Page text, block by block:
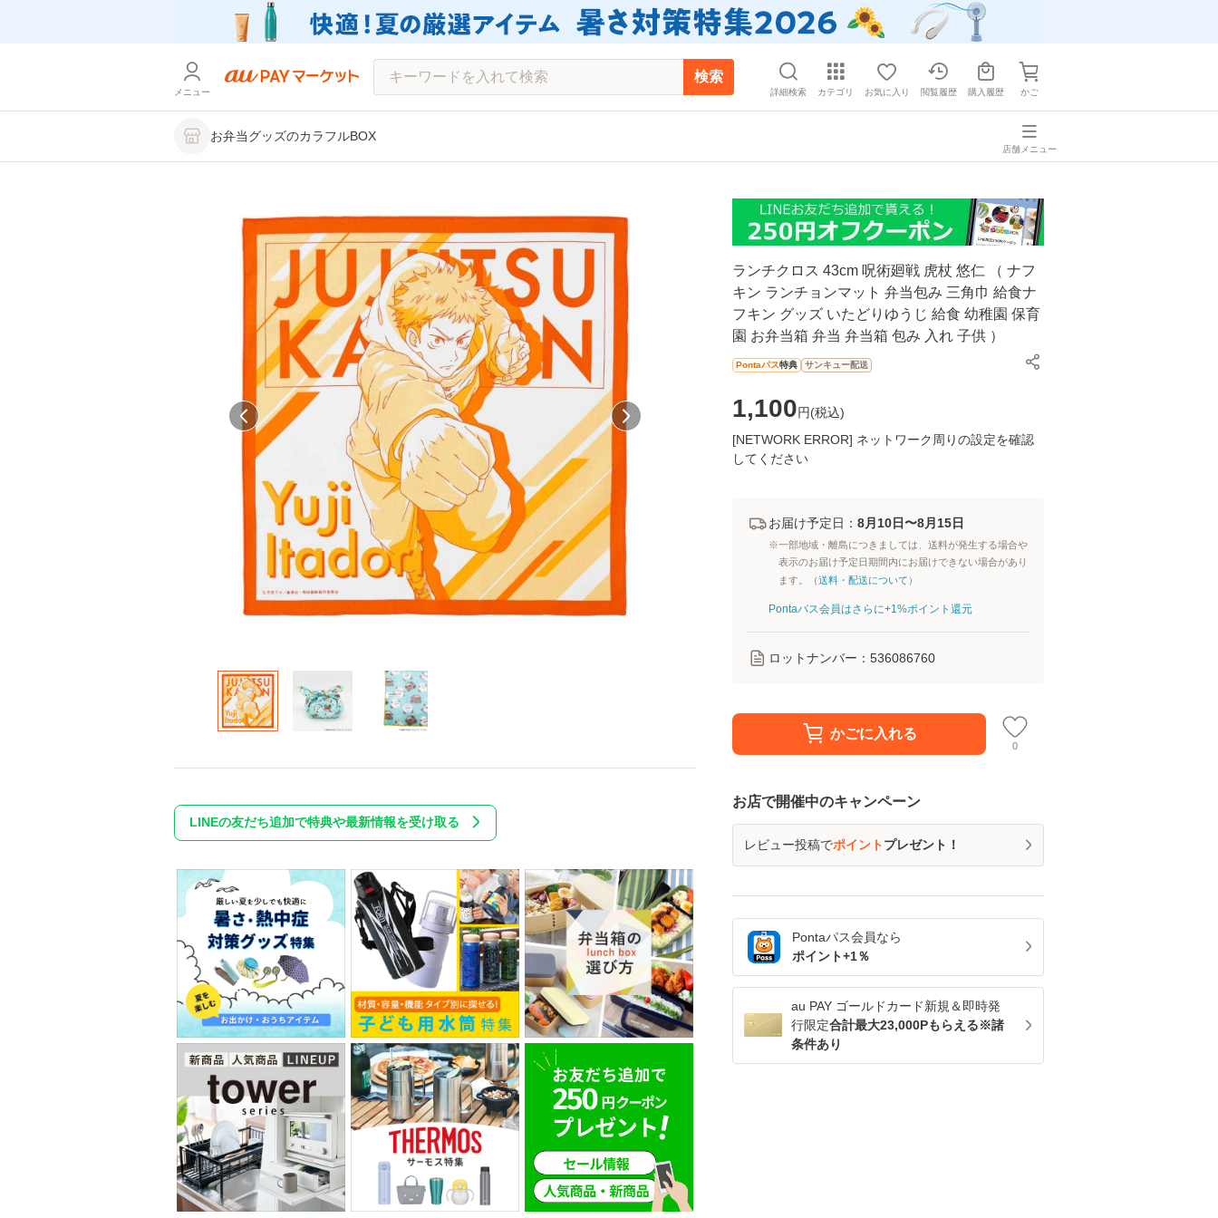
メニュー
検索
詳細検索 カテゴリ お気に入り 閲覧履歴 購入履歴 かご
お弁当グッズのカラフルBOX
店舗メニュー
ランチクロス 43cm 呪術廻戦 虎杖 悠仁 （ ナフ
キン ランチョンマット 弁当包み 三角巾 給食ナ
フキン グッズ いたどりゆうじ 給食 幼稚園 保育
園 お弁当箱 弁当 弁当箱 包み 入れ 子供 ）
Pontaパス特典 サンキュー配送
1,100円(税込)
[NETWORK ERROR] ネットワーク周りの設定を確認
してください
お届け予定日： 8月10日〜8月15日
※一部地域・離島につきましては、送料が発生する場合や
表示のお届け予定日期間内にお届けできない場合があり
ます。（送料・配送について ）
Pontaパス会員はさらに+1%ポイント還元
ロットナンバー： 536086760
かごに入れる
0
お店で開催中のキャンペーン
レビュー投稿でポイントプレゼント！
Pontaパス会員なら
ポイント+1％
au PAY ゴールドカード新規＆即時発
行限定合計最大23,000Pもらえる※諸
条件あり
LINEの友だち追加で特典や最新情報を受け取る